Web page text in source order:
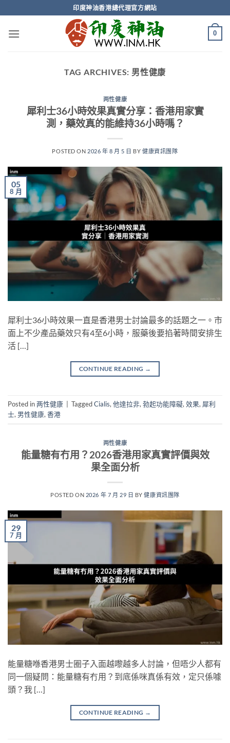
to
content
印度神油香港總代理官方網站
0
TAG ARCHIVES: 男性健康
两性健康
犀利士36小時效果真實分享：香港用家實
測，藥效真的能維持36小時嗎？
POSTED ON 2026 年 8 月 5 日 BY健康資訊團隊
05
8 月
犀利士36小時效果一直是香港男士討論最多的話題之一。市
面上不少產品藥效只有4至6小時，服藥後要掐著時間安排生
活 […]
CONTINUE READING →
Posted in两性健康 TaggedCialis,他達拉非,勃起功能障礙,效果, 犀利
士, 男性健康,香港
两性健康
能量糖有冇用？2026香港用家真實評價與效
果全面分析
POSTED ON 2026 年 7 月 29 日 BY健康資訊團隊
29
7 月
能量糖喺香港男士圈子入面越嚟越多人討論，但唔少人都有
同一個疑問：能量糖有冇用？到底係咪真係有效，定只係噱
頭？我 […]
CONTINUE READING →